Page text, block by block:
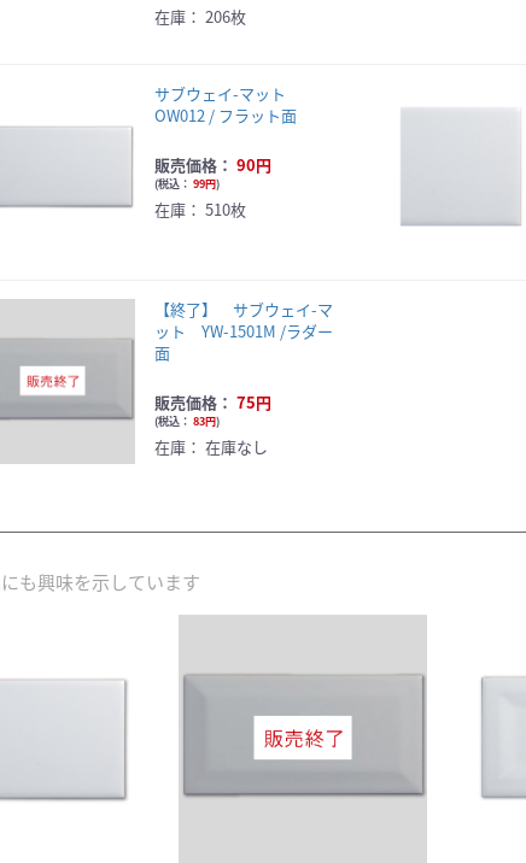
在庫： 206枚
サブウェイ-マット
OW012 / フラット面
販売価格： 90円
(税込： 99円)
在庫： 510枚
【終了】 サブウェイ-マ
ット YW-1501M /ラダー
面
販売価格： 75円
(税込： 83円)
在庫： 在庫なし
も興味を示しています